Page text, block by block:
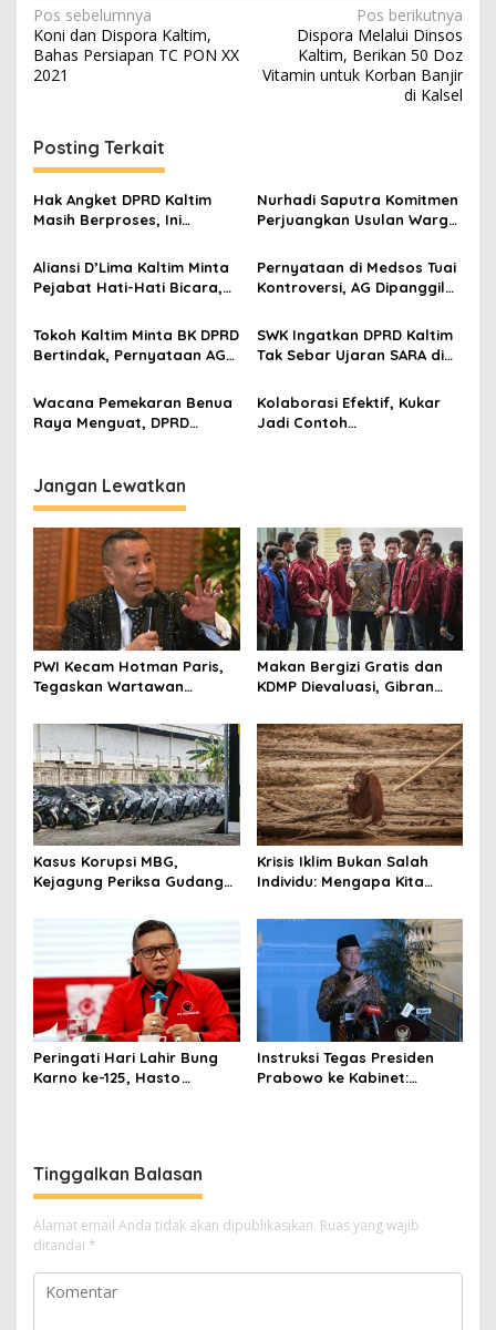
Navigasi
pos
Pos sebelumnya
Koni dan Dispora Kaltim,
Bahas Persiapan TC PON XX
2021
Pos berikutnya
Dispora Melalui Dinsos
Kaltim, Berikan 50 Doz
Vitamin untuk Korban Banjir
di Kalsel
Posting Terkait
Hak Angket DPRD Kaltim
Masih Berproses, Ini
Baliknya
Nurhadi Saputra Komitmen
Perjuangkan Usulan Warga
Dialog Bersempekat
Aliansi D’Lima Kaltim Minta
Pejabat Hati-Hati Bicara,
Harga Mati
Pernyataan di Medsos Tuai
Kontroversi, AG Dipanggil
Tokoh Kaltim Minta BK DPRD
Bertindak, Pernyataan AG
SARA
SWK Ingatkan DPRD Kaltim
Tak Sebar Ujaran SARA di
Wacana Pemekaran Benua
Raya Menguat, DPRD
Kolaborasi Efektif, Kukar
Jadi Contoh
Jangan Lewatkan
PWI Kecam Hotman Paris,
Tegaskan Wartawan
Makan Bergizi Gratis dan
KDMP Dievaluasi, Gibran
Diperbaiki
Kasus Korupsi MBG,
Kejagung Periksa Gudang
BGN
Krisis Iklim Bukan Salah
Individu: Mengapa Kita
“Tanggung Jawab
Pribadi”?
Peringati Hari Lahir Bung
Karno ke-125, Hasto
Instruksi Tegas Presiden
Prabowo ke Kabinet:
Tinggalkan Balasan
Alamat email Anda tidak akan dipublikasikan. Ruas yang wajib
ditandai *